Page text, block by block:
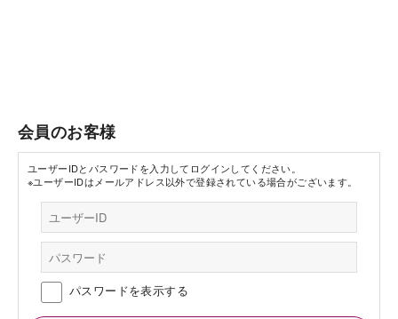
会員のお客様
ユーザーIDとパスワードを入力してログインしてください。
※ユーザーIDはメールアドレス以外で登録されている場合がございます。
パスワードを表示する